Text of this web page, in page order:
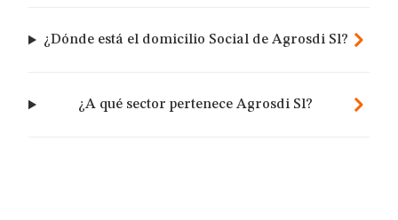
¿Dónde está el domicilio Social de Agrosdi Sl?
¿A qué sector pertenece Agrosdi Sl?